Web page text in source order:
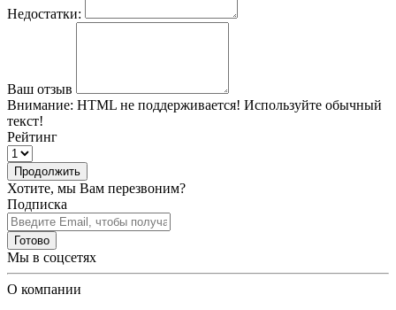
Недостатки:
Ваш отзыв
Внимание: HTML не поддерживается! Используйте обычный
текст!
Рейтинг
Продолжить
Хотите, мы Вам перезвоним?
Подписка
Готово
Мы в соцсетях
О компании